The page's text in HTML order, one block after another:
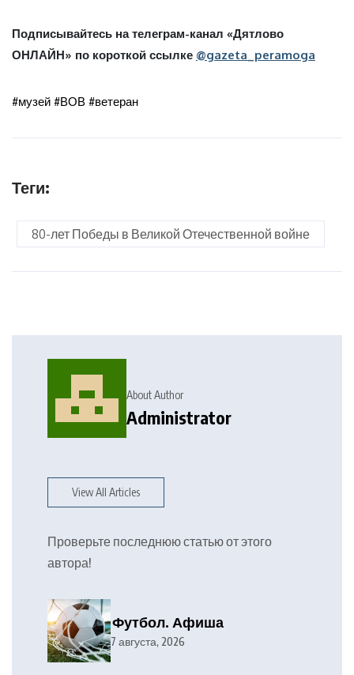
Подписывайтесь на телеграм-канал «Дятлово
ОНЛАЙН» по короткой ссылке @gazeta_peramoga
#музей #ВОВ #ветеран
Теги:
80-лет Победы в Великой Отечественной войне
About Author
Administrator
View All Articles
Проверьте последнюю статью от этого
автора!
Футбол. Афиша
7 августа, 2026